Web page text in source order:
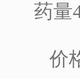
药量
价